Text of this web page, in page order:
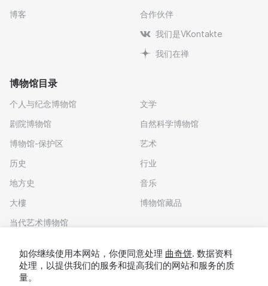
博客
合作伙伴
我们是VKontakte
我们在禅
博物馆目录
个人与纪念博物馆
剧院博物馆
博物馆-保护区
历史
地方史
大樓
当代艺术博物馆
文学
自然科学博物馆
艺术
行业
音乐
博物馆藏品
如你继续使用本网站，你便同意处理 曲奇饼. 数据资料
处理，以提供我们的服务和提高我们的网站和服务的质
量。